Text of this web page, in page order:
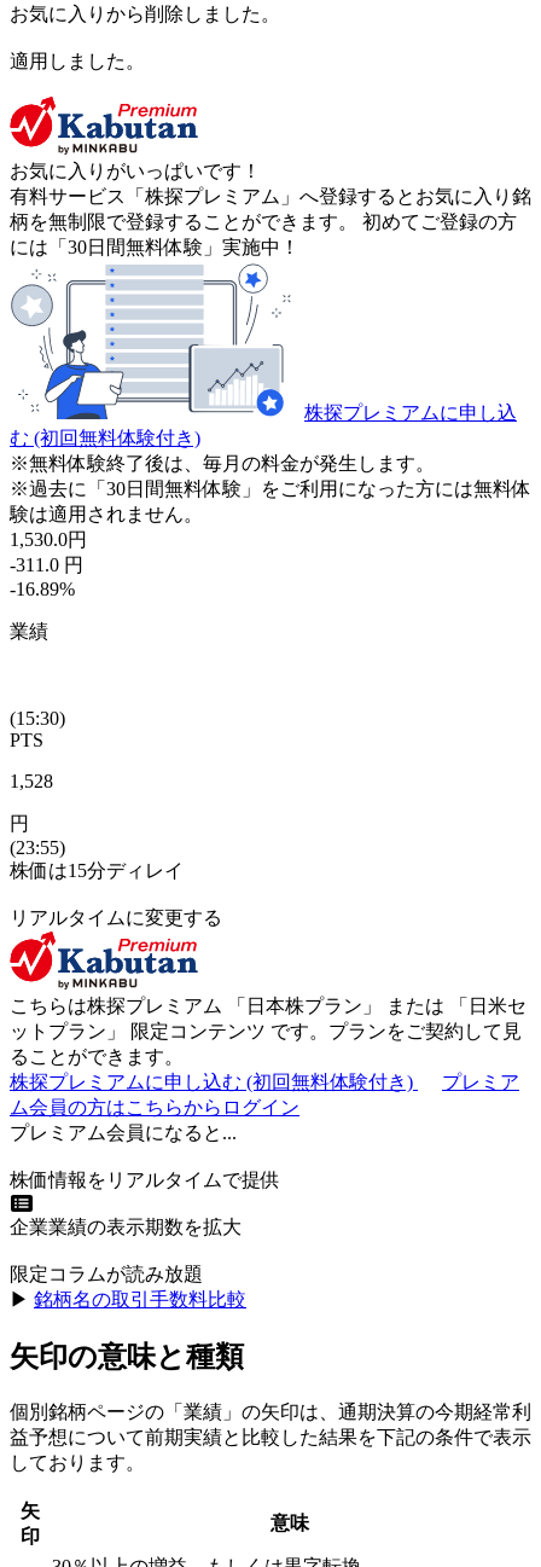
お気に入りから削除しました。
適用しました。
お気に入りがいっぱいです！
有料サービス「株探プレミアム」へ登録するとお気に入り銘
柄を無制限で登録することができます。 初めてご登録の方
には「30日間無料体験」実施中！
株探プレミアムに申し込
む (初回無料体験付き)
※無料体験終了後は、毎月の料金が発生します。
※過去に「30日間無料体験」をご利用になった方には無料体
験は適用されません。
1,530.0円
-311.0 円
-16.89%
業績
(15:30)
PTS
1,528
円
(23:55)
株価は15分ディレイ
リアルタイムに変更する
こちらは株探プレミアム 「 日本株プラン 」 または 「 日米セ
ットプラン 」 限定コンテンツ です。プランをご契約して見
ることができます。
株探プレミアムに申し込む (初回無料体験付き)
プレミア
ム会員の方はこちらからログイン
プレミアム会員になると...
株価情報をリアルタイムで提供
企業業績の表示期数を拡大
限定コラムが読み放題
▶︎ 銘柄名の取引手数料比較
矢印の意味と種類
個別銘柄ページの「業績」の矢印は、通期決算の今期経常利
益予想について前期実績と比較した結果を下記の条件で表示
しております。
矢
印
意味